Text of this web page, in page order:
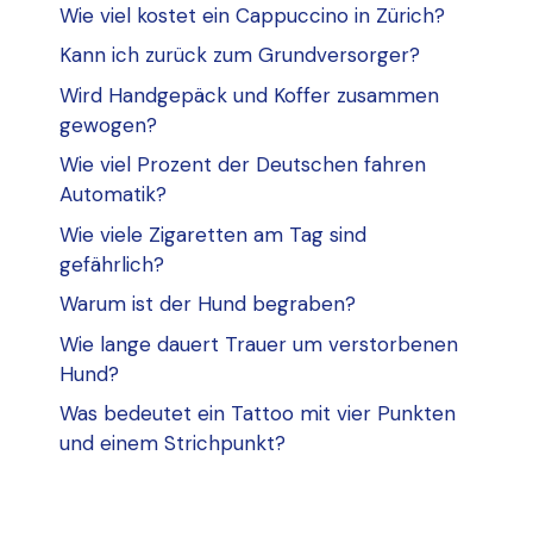
Wie viel kostet ein Cappuccino in Zürich?
Kann ich zurück zum Grundversorger?
Wird Handgepäck und Koffer zusammen
gewogen?
Wie viel Prozent der Deutschen fahren
Automatik?
Wie viele Zigaretten am Tag sind
gefährlich?
Warum ist der Hund begraben?
Wie lange dauert Trauer um verstorbenen
Hund?
Was bedeutet ein Tattoo mit vier Punkten
und einem Strichpunkt?